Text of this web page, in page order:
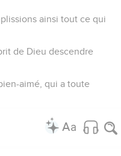
ainsi tout ce qui
de Dieu descendre
aimé, qui a toute